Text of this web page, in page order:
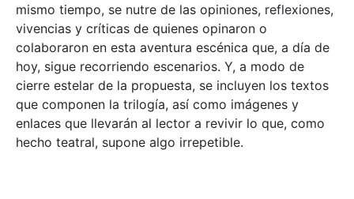
mismo tiempo, se nutre de las opiniones, reflexiones,
vivencias y críticas de quienes opinaron o
colaboraron en esta aventura escénica que, a día de
hoy, sigue recorriendo escenarios. Y, a modo de
cierre estelar de la propuesta, se incluyen los textos
que componen la trilogía, así como imágenes y
enlaces que llevarán al lector a revivir lo que, como
hecho teatral, supone algo irrepetible.